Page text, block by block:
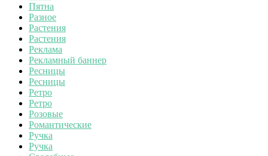
Пятна
Разное
Растения
Растения
Реклама
Рекламный баннер
Ресницы
Ресницы
Ретро
Ретро
Розовые
Романтические
Ручка
Ручка